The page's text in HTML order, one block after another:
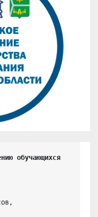
обучающихся